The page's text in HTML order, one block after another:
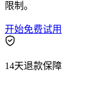
限制。
开始免费试用
14天退款保障